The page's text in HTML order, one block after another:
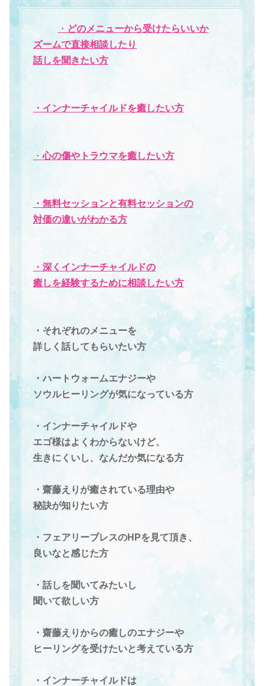
・ どのメニューから受けたらいいか
ズームで直接相談したり
話しを聞きたい方
・インナーチャイルドを癒したい方
・心の傷やトラウマを癒したい方
・無料セッションと有料セッションの
対価の違いがわかる方
・深くインナーチャイルドの
癒しを経験するために相談したい方
・それぞれのメニューを
詳しく話してもらいたい方
・ハートウォームエナジーや
ソウルヒーリングが気になっている方
・インナーチャイルドや
エゴ様はよくわからないけど、
生きにくいし、なんだか気になる方
・齋藤えりが癒されている理由や
秘訣が知りたい方
・フェアリーブレスのHPを見て頂き、
良いなと感じた方
・ 話しを聞いてみたいし
聞いて欲しい方
・齋藤えりからの癒しのエナジーや
ヒーリングを受けたいと考えている方
・インナーチャイルドは